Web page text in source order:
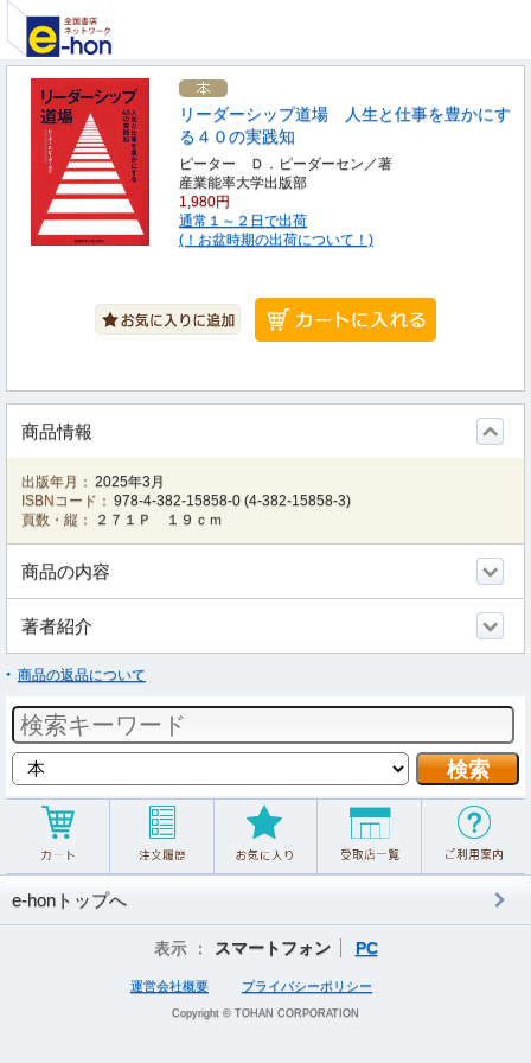
リーダーシップ道場 人生と仕事を豊かにす
る４０の実践知
ピーター Ｄ．ピーダーセン／著
産業能率大学出版部
1,980円
通常１～２日で出荷
(！お盆時期の出荷について！)
商品情報
出版年月： 2025年3月
ISBNコード： 978-4-382-15858-0 (4-382-15858-3)
頁数・縦：
２７１Ｐ １９ｃｍ
商品の内容
著者紹介
商品の返品について
e-honトップへ
表示 ： スマートフォン PC
運営会社概要 プライバシーポリシー
Copyright © TOHAN CORPORATION